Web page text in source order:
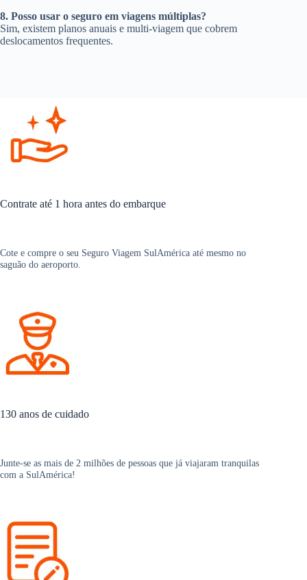
8. Posso usar o seguro em viagens múltiplas?
Sim, existem planos anuais e multi-viagem que cobrem
deslocamentos frequentes.
Contrate até 1 hora antes do embarque
Cote e compre o seu Seguro Viagem SulAmérica até mesmo no
saguão do aeroporto.
130 anos de cuidado
Junte-se as mais de 2 milhões de pessoas que já viajaram tranquilas
com a SulAmérica!